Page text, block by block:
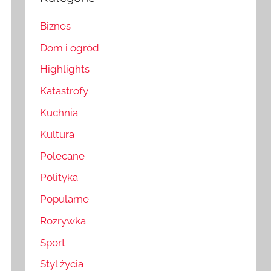
Biznes
Dom i ogród
Highlights
Katastrofy
Kuchnia
Kultura
Polecane
Polityka
Popularne
Rozrywka
Sport
Styl życia